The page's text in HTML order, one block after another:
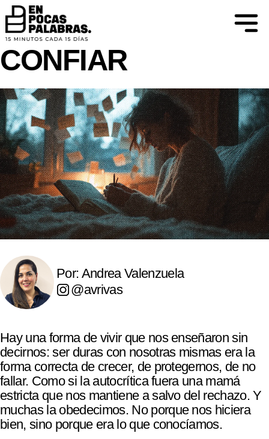
ATREVERSE A IMAGINAR Y APRENDER
IR SUAVE PARA
CONFIAR
Por: Andrea Valenzuela
@avrivas
Hay una forma de vivir que nos enseñaron sin
decirnos: ser duras con nosotras mismas era la
forma correcta de crecer, de protegernos, de no
fallar. Como si la autocrítica fuera una mamá
estricta que nos mantiene a salvo del rechazo. Y
muchas la obedecimos. No porque nos hiciera
bien, sino porque era lo que conocíamos.